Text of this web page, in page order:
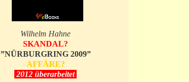
Wilhelm Hahne
SKANDAL?
”NÜRBURGRING 2009”
AFFÄRE?
2012 überarbeitet